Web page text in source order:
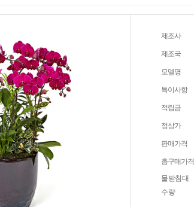
제조사
제조국
모델명
특이사항
적립금
정상가
판매가격
총구매가격
물받침대
수량